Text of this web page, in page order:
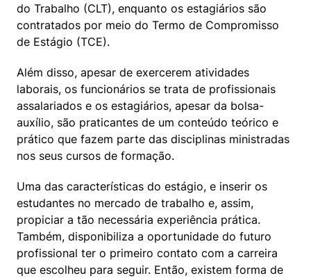
do Trabalho (CLT), enquanto os estagiários são
contratados por meio do Termo de Compromisso
de Estágio (TCE).
Além disso, apesar de exercerem atividades
laborais, os funcionários se trata de profissionais
assalariados e os estagiários, apesar da bolsa-
auxílio, são praticantes de um conteúdo teórico e
prático que fazem parte das disciplinas ministradas
nos seus cursos de formação.
Uma das características do estágio, e inserir os
estudantes no mercado de trabalho e, assim,
propiciar a tão necessária experiência prática.
Também, disponibiliza a oportunidade do futuro
profissional ter o primeiro contato com a carreira
que escolheu para seguir. Então, existem forma de